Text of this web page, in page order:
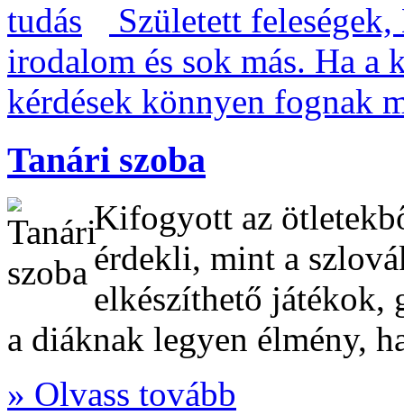
Született
irodalom és sok más. Ha a
kérdések könnyen fognak
Tanári szoba
Kifogyott az
érdekli, mint a
elkészíthető játékok,
a diáknak legyen élmény,
» Olvass tovább